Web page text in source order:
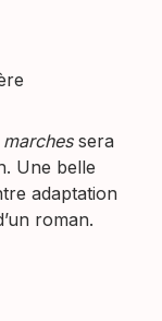
sera
Une belle
adaptation
roman.